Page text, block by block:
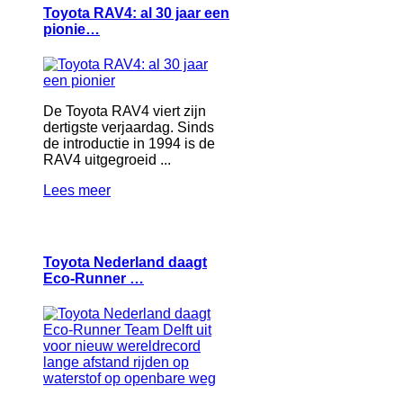
Toyota RAV4: al 30 jaar een
pionie…
De Toyota RAV4 viert zijn
dertigste verjaardag. Sinds
de introductie in 1994 is de
RAV4 uitgegroeid ...
Lees meer
Toyota Nederland daagt
Eco-Runner …